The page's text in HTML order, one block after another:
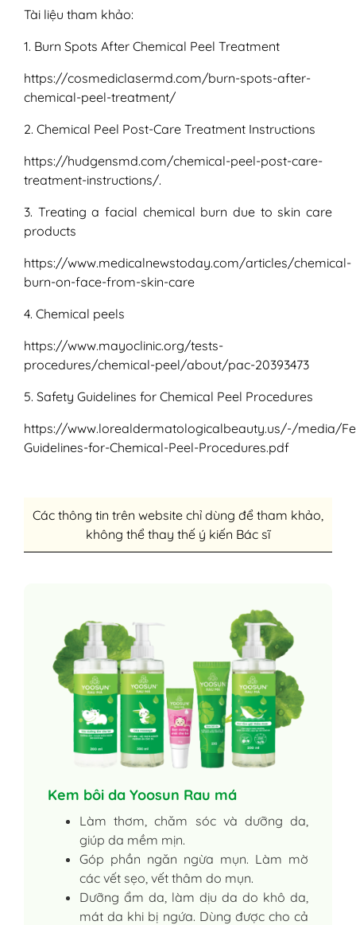
Tài liệu tham khảo:
1. Burn Spots After Chemical Peel Treatment
https://cosmediclasermd.com/burn-spots-after-
chemical-peel-treatment/
2. Chemical Peel Post-Care Treatment Instructions
https://hudgensmd.com/chemical-peel-post-care-
treatment-instructions/.
3. Treating a facial chemical burn due to skin care
products
https://www.medicalnewstoday.com/articles/chemical-
burn-on-face-from-skin-care
4. Chemical peels
https://www.mayoclinic.org/tests-
procedures/chemical-peel/about/pac-20393473
5. Safety Guidelines for Chemical Peel Procedures
https://www.lorealdermatologicalbeauty.us/-/media/
Guidelines-for-Chemical-Peel-Procedures.pdf
Các thông tin trên website chỉ dùng để tham khảo,
không thể thay thế ý kiến Bác sĩ
Kem bôi da Yoosun Rau má
Làm thơm, chăm sóc và dưỡng da,
giúp da mềm mịn.
Góp phần ngăn ngừa mụn. Làm mờ
các vết sẹo, vết thâm do mụn.
Dưỡng ẩm da, làm dịu da do khô da,
mát da khi bị ngứa. Dùng được cho cả